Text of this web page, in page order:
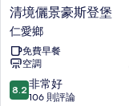
清
境
儷
景
豪
斯
登
清境儷景豪斯登堡
仁愛鄉
免費早餐
空調
8.2
分，
8.2 非常好
106 則評論